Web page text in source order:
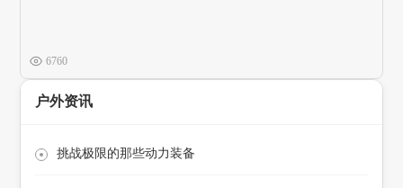
6760
户外资讯
挑战极限的那些动力装备